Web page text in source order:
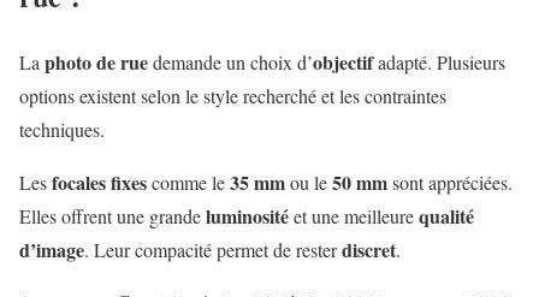
La photo de ruedemande un choix d’objectifadapté. Plusieurs
options existent selon le style recherché et les contraintes
techniques.
Lesfocales fixescomme le35 mmou le50 mmsont appréciées.
Elles offrent une grandeluminositéet une meilleurequalité
d’image. Leur compacité permet de resterdiscret.